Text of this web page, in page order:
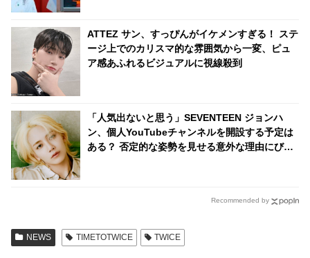
ATTEZ サン、すっぴんがイケメンすぎる！ ステ
ージ上でのカリスマ的な雰囲気から一変、ピュ
ア感あふれるビジュアルに視線殺到
「人気出ないと思う」SEVENTEEN ジョンハ
ン、個人YouTubeチャンネルを開設する予定は
ある？ 否定的な姿勢を見せる意外な理由にびっ
Recommended by
NEWS TIMETOTWICE TWICE